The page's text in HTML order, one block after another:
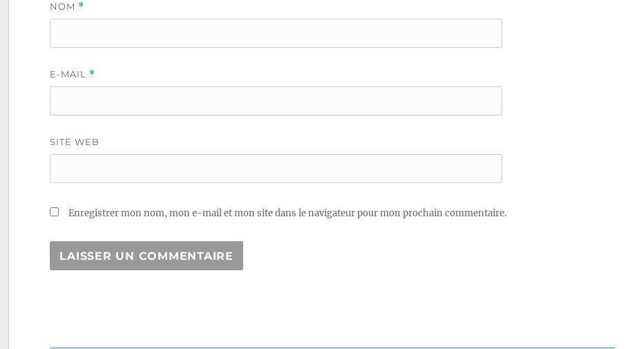
NOM *
E-MAIL *
SITE WEB
Enregistrer mon nom, mon e-mail et mon site dans le navigateur pour mon prochain commentaire.